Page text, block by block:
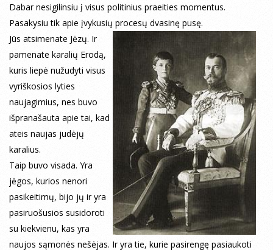
Dabar nesigilinsiu į visus politinius praeities momentus.
Pasakysiu tik apie įvykusių procesų dvasinę pusę.
Jūs atsimenate Jėzų. Ir
pamenate karalių Erodą,
kuris liepė nužudyti visus
vyriškosios lyties
naujagimius, nes buvo
išpranašauta apie tai, kad
ateis naujas judėjų
karalius.
Taip buvo visada. Yra
jėgos, kurios nenori
pasikeitimų, bijo jų ir yra
pasiruošusios susidoroti
su kiekvienu, kas yra
naujos sąmonės nešėjas. Ir yra tie, kurie pasirengę pasiaukoti